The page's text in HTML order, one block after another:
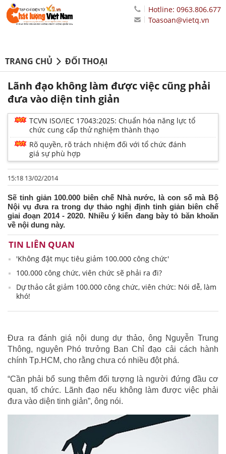
Hotline: 0963.806.677
Toasoan@vietq.vn
TRANG CHỦ ĐỐI THOẠI
Lãnh đạo không làm được việc cũng phải
đưa vào diện tinh giản
TCVN ISO/IEC 17043:2025: Chuẩn hóa năng lực tổ
chức cung cấp thử nghiệm thành thạo
Rõ quyền, rõ trách nhiệm đối với tổ chức đánh
giá sự phù hợp
15:18 13/02/2014
Sẽ tinh giản 100.000 biên chế Nhà nước, là con số mà Bộ
Nội vụ đưa ra trong dự thảo nghị định tinh giản biên chế
giai đoạn 2014 - 2020. Nhiều ý kiến đang bày tỏ băn khoăn
về nội dung này.
TIN LIÊN QUAN
'Không đặt mục tiêu giảm 100.000 công chức'
100.000 công chức, viên chức sẽ phải ra đi?
Dự thảo cắt giảm 100.000 công chức, viên chức: Nói dễ, làm
khó!
Đưa ra đánh giá nội dung dự thảo, ông Nguyễn Trung
Thông, nguyên Phó trưởng Ban Chỉ đạo cải cách hành
chính Tp.HCM, cho rằng chưa có nhiều đột phá.
“Cần phải bổ sung thêm đối tượng là người đứng đầu cơ
quan, tổ chức. Lãnh đạo nếu không làm được việc phải
đưa vào diện tinh giản”, ông nói.